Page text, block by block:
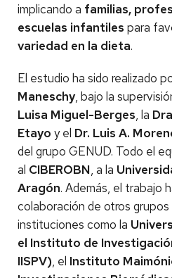
implicando a familias,
escuelas infantiles para
variedad en la dieta.
El estudio ha sido realizado
Maneschy, bajo la
Luisa Miguel-Berges, la
Etayo y el Dr. Luis A.
del grupo GENUD. Todo el
al CIBEROBN, a la
Aragón. Además, el trabajo
colaboración de otros
instituciones como la
el Instituto de
IISPV), el Instituto